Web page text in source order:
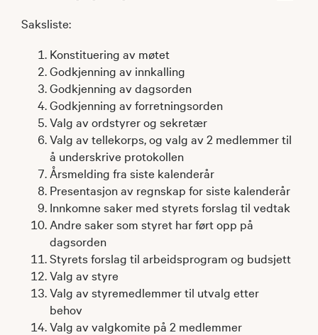
Saksliste:
Konstituering av møtet
Godkjenning av innkalling
Godkjenning av dagsorden
Godkjenning av forretningsorden
Valg av ordstyrer og sekretær
Valg av tellekorps, og valg av 2 medlemmer til
å underskrive protokollen
Årsmelding fra siste kalenderår
Presentasjon av regnskap for siste kalenderår
Innkomne saker med styrets forslag til vedtak
Andre saker som styret har ført opp på
dagsorden
Styrets forslag til arbeidsprogram og budsjett
Valg av styre
Valg av styremedlemmer til utvalg etter
behov
Valg av valgkomite på 2 medlemmer